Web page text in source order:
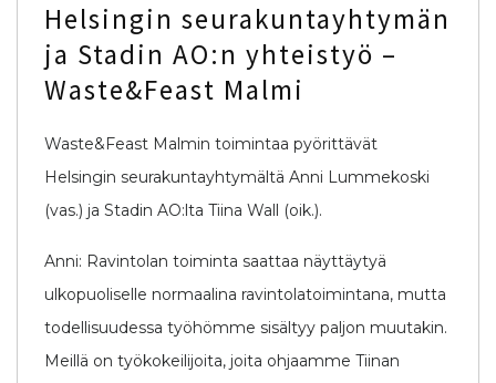
Helsingin seurakuntayhtymän
ja Stadin AO:n yhteistyö –
Waste&Feast Malmi
Waste&Feast Malmin toimintaa pyörittävät
Helsingin seurakuntayhtymältä Anni Lummekoski
(vas.) ja Stadin AO:lta Tiina Wall (oik.).
Anni: Ravintolan toiminta saattaa näyttäytyä
ulkopuoliselle normaalina ravintolatoimintana, mutta
todellisuudessa työhömme sisältyy paljon muutakin.
Meillä on työkokeilijoita, joita ohjaamme Tiinan